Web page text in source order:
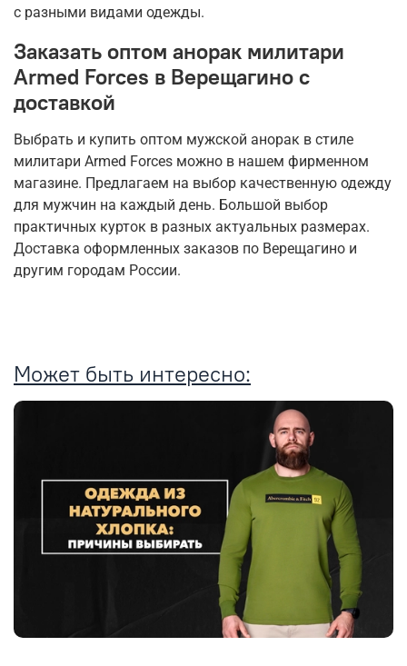
с разными видами одежды.
Заказать оптом анорак милитари
Armed Forces в Верещагино с
доставкой
Выбрать и купить оптом мужской анорак в стиле
милитари Armed Forces можно в нашем фирменном
магазине. Предлагаем на выбор качественную одежду
для мужчин на каждый день. Большой выбор
практичных курток в разных актуальных размерах.
Доставка оформленных заказов по Верещагино и
другим городам России.
Может быть интересно: